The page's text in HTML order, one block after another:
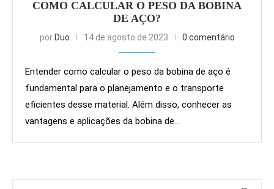
COMO CALCULAR O PESO DA BOBINA
DE AÇO?
por Duo 14 de agosto de 2023 0 comentário
Entender como calcular o peso da bobina de aço é
fundamental para o planejamento e o transporte
eficientes desse material. Além disso, conhecer as
vantagens e aplicações da bobina de…